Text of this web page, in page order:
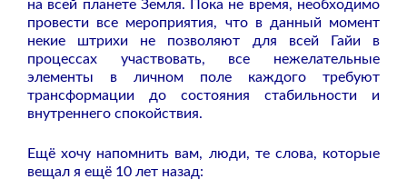
на всей планете Земля. Пока не время, необходимо
провести все мероприятия, что в данный момент
некие штрихи не позволяют для всей Гайи в
процессах участвовать, все нежелательные
элементы в личном поле каждого требуют
трансформации до состояния стабильности и
внутреннего спокойствия.
Ещё хочу напомнить вам, люди, те слова, которые
вещал я ещё 10 лет назад: